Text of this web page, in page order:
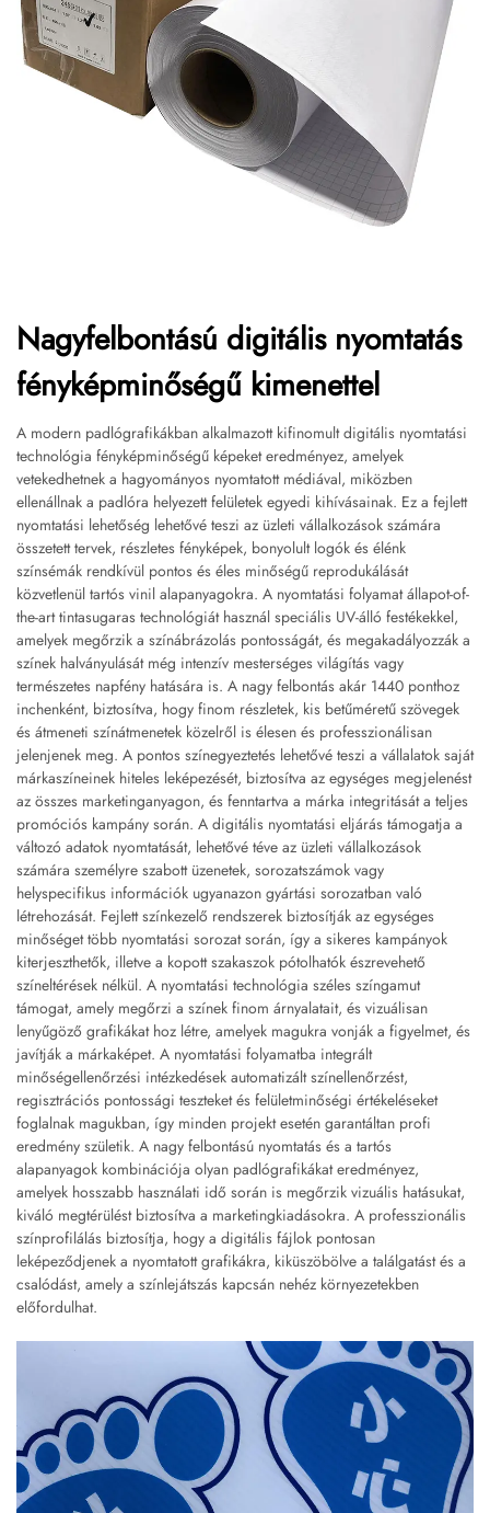
Nagyfelbontású digitális nyomtatás
fényképminőségű kimenettel
A modern padlógrafikákban alkalmazott kifinomult digitális nyomtatási
technológia fényképminőségű képeket eredményez, amelyek
vetekedhetnek a hagyományos nyomtatott médiával, miközben
ellenállnak a padlóra helyezett felületek egyedi kihívásainak. Ez a fejlett
nyomtatási lehetőség lehetővé teszi az üzleti vállalkozások számára
összetett tervek, részletes fényképek, bonyolult logók és élénk
színsémák rendkívül pontos és éles minőségű reprodukálását
közvetlenül tartós vinil alapanyagokra. A nyomtatási folyamat állapot-of-
the-art tintasugaras technológiát használ speciális UV-álló festékekkel,
amelyek megőrzik a színábrázolás pontosságát, és megakadályozzák a
színek halványulását még intenzív mesterséges világítás vagy
természetes napfény hatására is. A nagy felbontás akár 1440 ponthoz
inchenként, biztosítva, hogy finom részletek, kis betűméretű szövegek
és átmeneti színátmenetek közelről is élesen és professzionálisan
jelenjenek meg. A pontos színegyeztetés lehetővé teszi a vállalatok saját
márkaszíneinek hiteles leképezését, biztosítva az egységes megjelenést
az összes marketinganyagon, és fenntartva a márka integritását a teljes
promóciós kampány során. A digitális nyomtatási eljárás támogatja a
változó adatok nyomtatását, lehetővé téve az üzleti vállalkozások
számára személyre szabott üzenetek, sorozatszámok vagy
helyspecifikus információk ugyanazon gyártási sorozatban való
létrehozását. Fejlett színkezelő rendszerek biztosítják az egységes
minőséget több nyomtatási sorozat során, így a sikeres kampányok
kiterjeszthetők, illetve a kopott szakaszok pótolhatók észrevehető
színeltérések nélkül. A nyomtatási technológia széles színgamut
támogat, amely megőrzi a színek finom árnyalatait, és vizuálisan
lenyűgöző grafikákat hoz létre, amelyek magukra vonják a figyelmet, és
javítják a márkaképet. A nyomtatási folyamatba integrált
minőségellenőrzési intézkedések automatizált színellenőrzést,
regisztrációs pontossági teszteket és felületminőségi értékeléseket
foglalnak magukban, így minden projekt esetén garantáltan profi
eredmény születik. A nagy felbontású nyomtatás és a tartós
alapanyagok kombinációja olyan padlógrafikákat eredményez,
amelyek hosszabb használati idő során is megőrzik vizuális hatásukat,
kiváló megtérülést biztosítva a marketingkiadásokra. A professzionális
színprofilálás biztosítja, hogy a digitális fájlok pontosan
leképeződjenek a nyomtatott grafikákra, kiküszöbölve a találgatást és a
csalódást, amely a színlejátszás kapcsán nehéz környezetekben
előfordulhat.